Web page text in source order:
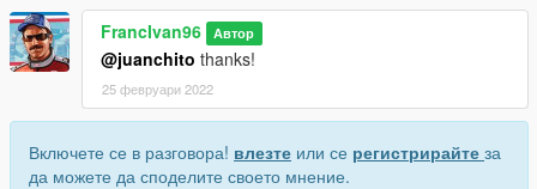
FrancIvan96 Автор
@juanchito thanks!
25 февруари 2022
Включете се в разговора! влезте или се регистрирайте за
да можете да споделите своето мнение.